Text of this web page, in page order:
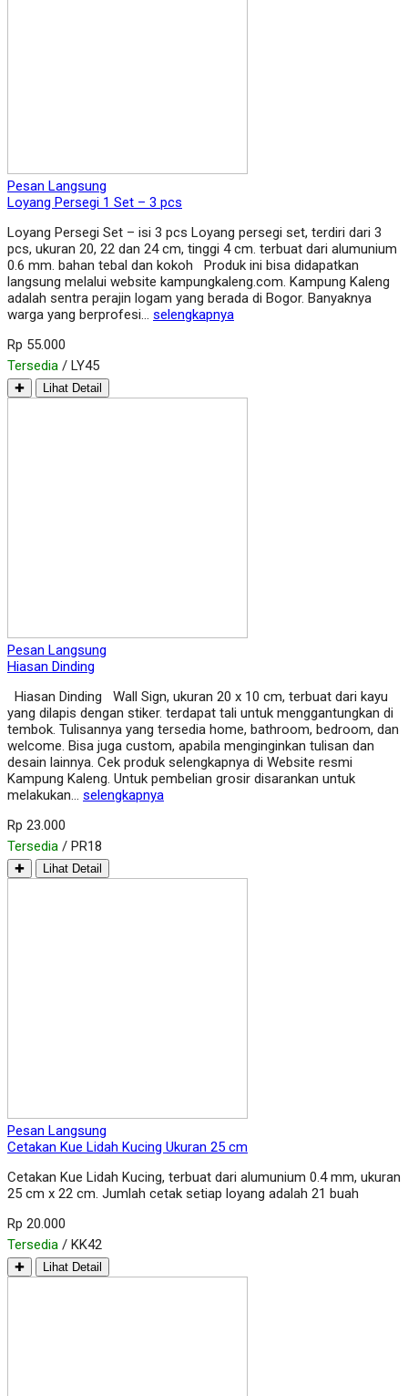
Pesan Langsung
Loyang Persegi 1 Set – 3 pcs
Loyang Persegi Set – isi 3 pcs Loyang persegi set, terdiri dari 3
pcs, ukuran 20, 22 dan 24 cm, tinggi 4 cm. terbuat dari alumunium
0.6 mm. bahan tebal dan kokoh Produk ini bisa didapatkan
langsung melalui website kampungkaleng.com. Kampung Kaleng
adalah sentra perajin logam yang berada di Bogor. Banyaknya
warga yang berprofesi… selengkapnya
Rp 55.000
Tersedia / LY45
✚ Lihat Detail
Pesan Langsung
Hiasan Dinding
Hiasan Dinding Wall Sign, ukuran 20 x 10 cm, terbuat dari kayu
yang dilapis dengan stiker. terdapat tali untuk menggantungkan di
tembok. Tulisannya yang tersedia home, bathroom, bedroom, dan
welcome. Bisa juga custom, apabila menginginkan tulisan dan
desain lainnya. Cek produk selengkapnya di Website resmi
Kampung Kaleng. Untuk pembelian grosir disarankan untuk
melakukan… selengkapnya
Rp 23.000
Tersedia / PR18
✚ Lihat Detail
Pesan Langsung
Cetakan Kue Lidah Kucing Ukuran 25 cm
Cetakan Kue Lidah Kucing, terbuat dari alumunium 0.4 mm, ukuran
25 cm x 22 cm. Jumlah cetak setiap loyang adalah 21 buah
Rp 20.000
Tersedia / KK42
✚ Lihat Detail